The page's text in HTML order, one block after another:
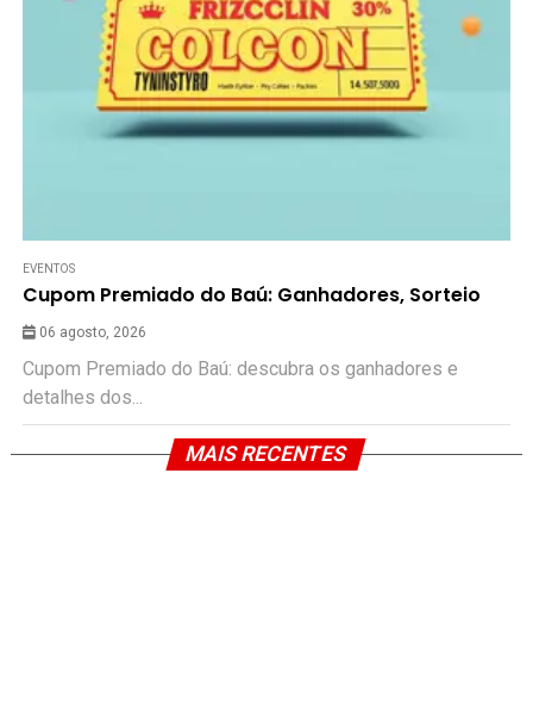
EVENTOS
Cupom Premiado do Baú: Ganhadores, Sorteio
06 agosto, 2026
Cupom Premiado do Baú: descubra os ganhadores e
detalhes dos...
MAIS RECENTES